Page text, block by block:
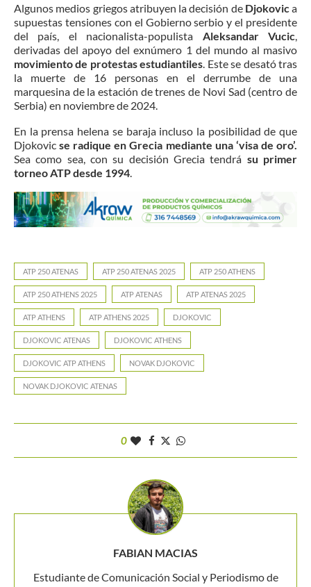
Algunos medios griegos atribuyen la decisión deDjokovic a
supuestas tensiones con el Gobierno serbio y el presidente
del país, el nacionalista-populista Aleksandar Vucic
derivadas del apoyo del exnúmero 1 del mundo al masivo
movimiento de protestas estudiantiles . Este se desató tras
la muerte de 16 personas en el derrumbe de una
marquesina de la estación de trenes de Novi Sad (centro de
Serbia) en noviembre de 2024.
En la prensa helena se baraja incluso la posibilidad de que
Djokovic se radique en Grecia mediante una ‘visa de oro’.
Sea como sea, con su decisión Grecia tendrá su primer
torneo ATP desde 1994
ATP 250 ATENAS ATP 250 ATENAS 2025 ATP 250 ATHENS
ATP 250 ATHENS 2025 ATP ATENAS ATP ATENAS 2025
ATP ATHENS ATP ATHENS 2025 DJOKOVIC
DJOKOVIC ATENAS DJOKOVIC ATHENS
DJOKOVIC ATP ATHENS NOVAK DJOKOVIC
NOVAK DJOKOVIC ATENAS
0
FABIAN MACIAS
Estudiante de Comunicación Social y Periodismo de